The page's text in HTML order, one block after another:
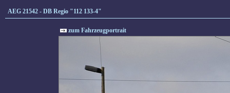
AEG 21542 - DB Regio "112 133-4"
zum Fahrzeugportrait